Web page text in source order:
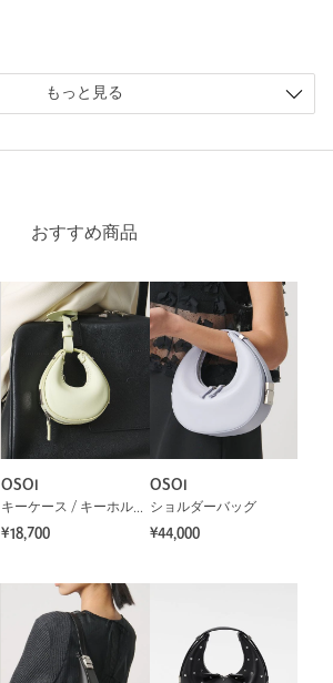
もっと見る
おすすめ商品
OSOI
キーケース / キーホルダー
¥18,700
OSOI
ショルダーバッグ
¥44,000